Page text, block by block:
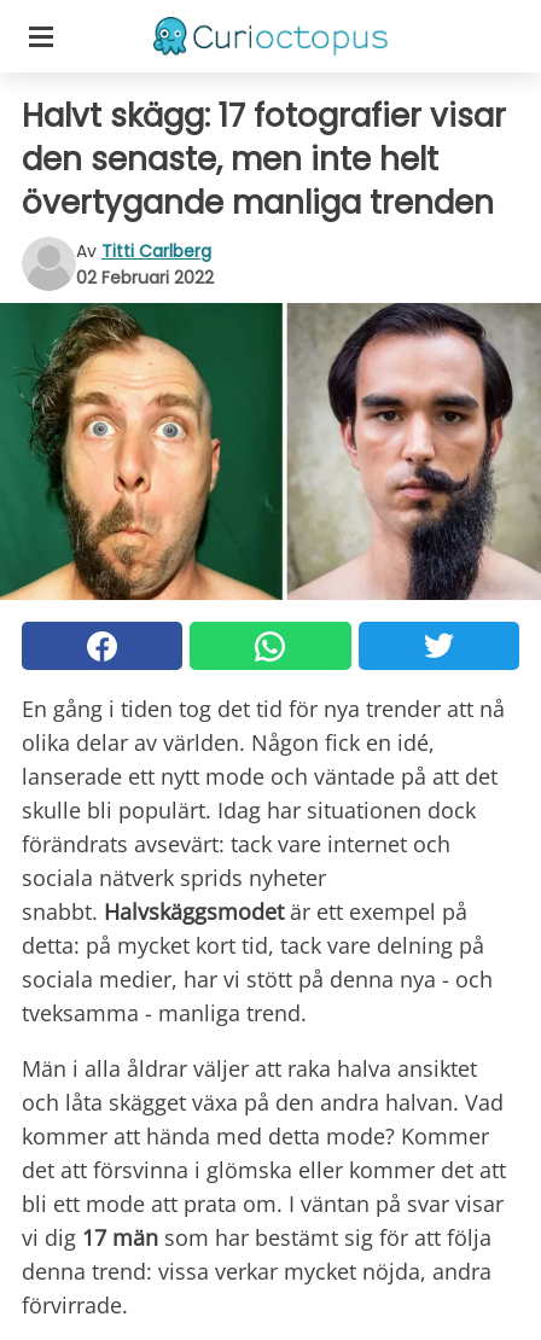
Halvt skägg: 17 fotografier visar
den senaste, men inte helt
övertygande manliga trenden
Av Titti Carlberg
02 Februari 2022
En gång i tiden tog det tid för nya trender att nå
olika delar av världen. Någon fick en idé,
lanserade ett nytt mode och väntade på att det
skulle bli populärt. Idag har situationen dock
förändrats avsevärt: tack vare internet och
sociala nätverk sprids nyheter
snabbt. Halvskäggsmodetär ett exempel på
detta: på mycket kort tid, tack vare delning på
sociala medier, har vi stött på denna nya - och
tveksamma - manliga trend.
Män i alla åldrar väljer att raka halva ansiktet
och låta skägget växa på den andra halvan. Vad
kommer att hända med detta mode? Kommer
det att försvinna i glömska eller kommer det att
bli ett mode att prata om. I väntan på svar visar
vi dig 17 män som har bestämt sig för att följa
denna trend: vissa verkar mycket nöjda, andra
förvirrade.